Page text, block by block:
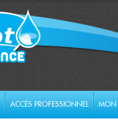
ACCÈS PROFESSIONNEL MON